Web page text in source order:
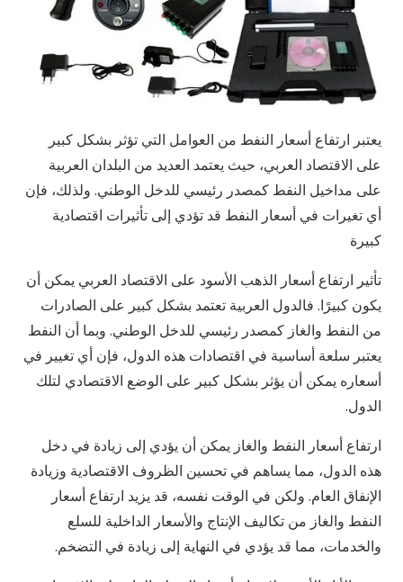
يعتبر ارتفاع أسعار النفط من العوامل التي تؤثر بشكل كبير
على الاقتصاد العربي، حيث يعتمد العديد من البلدان العربية
على مداخيل النفط كمصدر رئيسي للدخل الوطني. ولذلك، فإن
أي تغيرات في أسعار النفط قد تؤدي إلى تأثيرات اقتصادية
كبيرة
تأثير ارتفاع أسعار الذهب الأسود على الاقتصاد العربي يمكن أن
يكون كبيرًا. فالدول العربية تعتمد بشكل كبير على الصادرات
من النفط والغاز كمصدر رئيسي للدخل الوطني. وبما أن النفط
يعتبر سلعة أساسية في اقتصادات هذه الدول، فإن أي تغيير في
أسعاره يمكن أن يؤثر بشكل كبير على الوضع الاقتصادي لتلك
الدول.
ارتفاع أسعار النفط والغاز يمكن أن يؤدي إلى زيادة في دخل
هذه الدول، مما يساهم في تحسين الظروف الاقتصادية وزيادة
الإنفاق العام. ولكن في الوقت نفسه، قد يزيد ارتفاع أسعار
النفط والغاز من تكاليف الإنتاج والأسعار الداخلية للسلع
والخدمات، مما قد يؤدي في النهاية إلى زيادة في التضخم.